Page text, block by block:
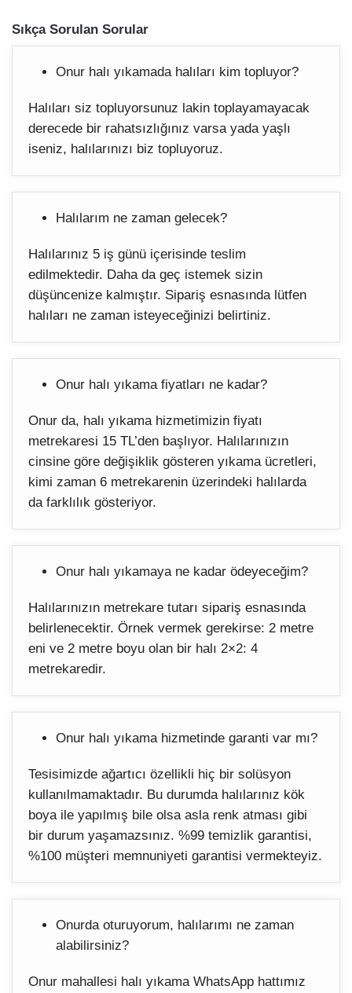
Sıkça Sorulan Sorular
Onur halı yıkamada halıları kim topluyor?
Halıları siz topluyorsunuz lakin toplayamayacak
derecede bir rahatsızlığınız varsa yada yaşlı
iseniz, halılarınızı biz topluyoruz.
Halılarım ne zaman gelecek?
Halılarınız 5 iş günü içerisinde teslim
edilmektedir. Daha da geç istemek sizin
düşüncenize kalmıştır. Sipariş esnasında lütfen
halıları ne zaman isteyeceğinizi belirtiniz.
Onur halı yıkama fiyatları ne kadar?
Onur da, halı yıkama hizmetimizin fiyatı
metrekaresi 15 TL’den başlıyor. Halılarınızın
cinsine göre değişiklik gösteren yıkama ücretleri,
kimi zaman 6 metrekarenin üzerindeki halılarda
da farklılık gösteriyor.
Onur halı yıkamaya ne kadar ödeyeceğim?
Halılarınızın metrekare tutarı sipariş esnasında
belirlenecektir. Örnek vermek gerekirse: 2 metre
eni ve 2 metre boyu olan bir halı 2×2: 4
metrekaredir.
Onur halı yıkama hizmetinde garanti var mı?
Tesisimizde ağartıcı özellikli hiç bir solüsyon
kullanılmamaktadır. Bu durumda halılarınız kök
boya ile yapılmış bile olsa asla renk atması gibi
bir durum yaşamazsınız. %99 temizlik garantisi,
%100 müşteri memnuniyeti garantisi vermekteyiz.
Onurda oturuyorum, halılarımı ne zaman
alabilirsiniz?
Onur mahallesi halı yıkama WhatsApp hattımız